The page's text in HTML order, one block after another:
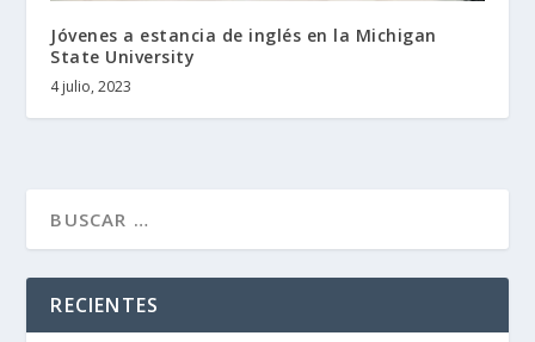
Jóvenes a estancia de inglés en la Michigan
State University
4 julio, 2023
RECIENTES